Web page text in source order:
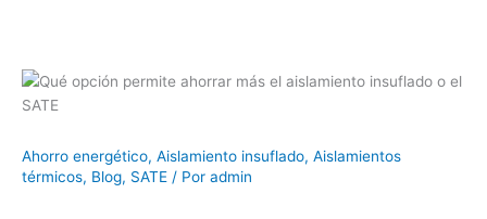
Ahorro energético, Aislamiento insuflado, Aislamientos
térmicos, Blog, SATE / Por admin